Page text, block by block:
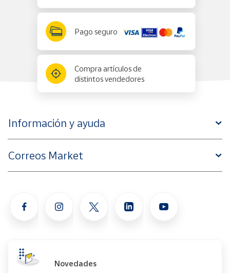
Pago seguro
Compra artículos de
distintos vendedores
Información y ayuda
Correos Market
Novedades